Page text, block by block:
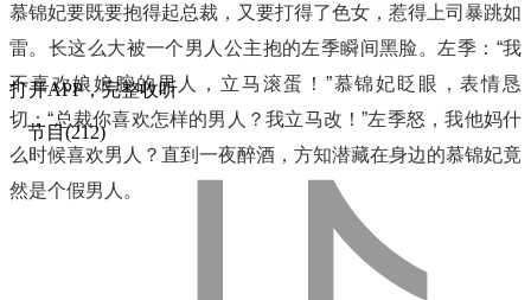
慕锦妃要既要抱得起总裁，又要打得了色女，惹得上司暴跳如
雷。长这么大被一个男人公主抱的左季瞬间黑脸。左季：“我
不喜欢娘娘腔的男人，立马滚蛋！”慕锦妃眨眼，表情恳
切：“总裁你喜欢怎样的男人？我立马改！”左季怒，我他妈什
么时候喜欢男人？直到一夜醉酒，方知潜藏在身边的慕锦妃竟
然是个假男人。
打开APP，完整收听
节目(212)